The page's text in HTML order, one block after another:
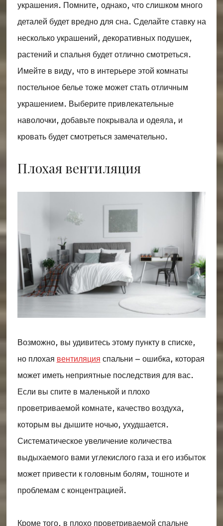
украшения. Помните, однако, что слишком много
деталей будет вредно для сна. Сделайте ставку на
несколько украшений, декоративных подушек,
растений и спальня будет отлично смотреться.
Имейте в виду, что в интерьере этой комнаты
постельное белье тоже может стать отличным
украшением. Выберите привлекательные
наволочки, добавьте покрывала и одеяла, и
кровать будет смотреться замечательно.
Плохая вентиляция
Возможно, вы удивитесь этому пункту в списке,
но плохая вентиляция спальни – ошибка, которая
может иметь неприятные последствия для вас.
Если вы спите в маленькой и плохо
проветриваемой комнате, качество воздуха,
которым вы дышите ночью, ухудшается.
Систематическое увеличение количества
выдыхаемого вами углекислого газа и его избыток
может привести к головным болям, тошноте и
проблемам с концентрацией.
Кроме того, в плохо проветриваемой спальне